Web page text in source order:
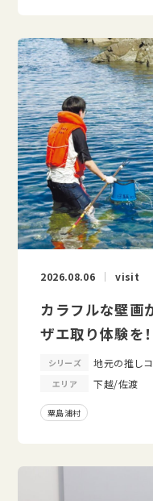
2026.08.06 visit
カラフルな壁画
ザエ取り体験を
シリーズ 地元の推し
エリア 下越/佐渡
粟島浦村